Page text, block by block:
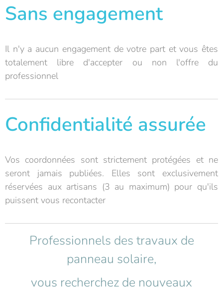
Sans engagement
Il n'y a aucun engagement de votre part et vous êtes
totalement libre d'accepter ou non l'offre du
professionnel
Confidentialité assurée
Vos coordonnées sont strictement protégées et ne
seront jamais publiées. Elles sont exclusivement
réservées aux artisans (3 au maximum) pour qu'ils
puissent vous recontacter
Professionnels des travaux de
panneau solaire,
vous recherchez de nouveaux